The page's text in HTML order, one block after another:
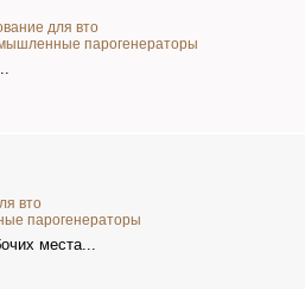
для вто
парогенераторы
вто
парогенераторы
места...